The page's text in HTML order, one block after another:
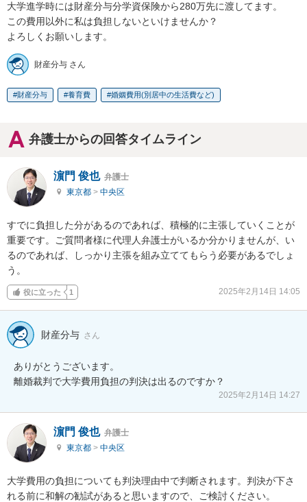
大学進学時には財産分与分学資保険から280万先に渡してます。
この費用以外に私は負担しないといけませんか？
よろしくお願いします。
財産分与 さん
財産分与 養育費 婚姻費用(別居中の生活費など)
弁護士からの回答タイムライン
濵門 俊也 弁護士
東京都 > 中央区
すでに負担した分があるのであれば、積極的に主張していくことが
重要です。ご質問者様に代理人弁護士がいるか分かりませんが、い
るのであれば、しっかり主張を組み立ててもらう必要があるでしょ
う。
役に立った 1 2025年2月14日 14:05
財産分与 さん
ありがとうございます。
離婚裁判で大学費用負担の判決は出るのですか？
2025年2月14日 14:27
濵門 俊也 弁護士
東京都 > 中央区
大学費用の負担についても判決理由中で判断されます。判決が下さ
れる前に和解の勧試があると思いますので、ご検討ください。